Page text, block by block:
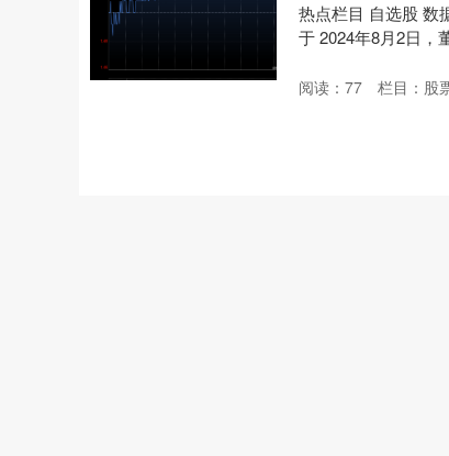
热点栏目 自选股 数
于 2024年8月2日，
阅读： 77 栏目： 股